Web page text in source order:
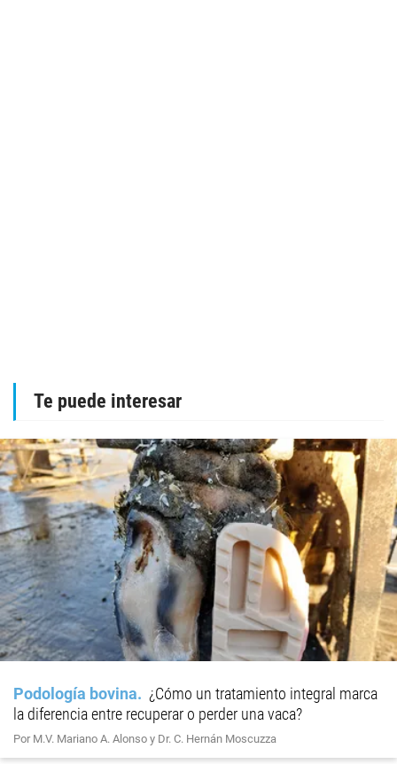
Te puede interesar
Podología bovina
¿Cómo un tratamiento integral marca
la diferencia entre recuperar o perder una vaca?
Por M.V. Mariano A. Alonso y Dr. C. Hernán Moscuzza